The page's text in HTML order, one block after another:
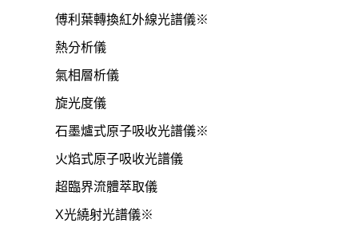
傅利葉轉換紅外線光譜儀※
熱分析儀
氣相層析儀
旋光度儀
石墨爐式原子吸收光譜儀※
火焰式原子吸收光譜儀
超臨界流體萃取儀
X光繞射光譜儀※